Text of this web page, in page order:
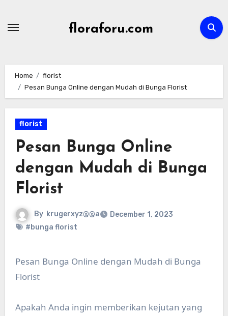
floraforu.com
Home
florist
Pesan Bunga Online dengan Mudah di Bunga Florist
florist
Pesan Bunga Online
dengan Mudah di Bunga
Florist
By krugerxyz@@a
December 1, 2023
#bunga florist
Pesan Bunga Online dengan Mudah di Bunga
Florist
Apakah Anda ingin memberikan kejutan yang